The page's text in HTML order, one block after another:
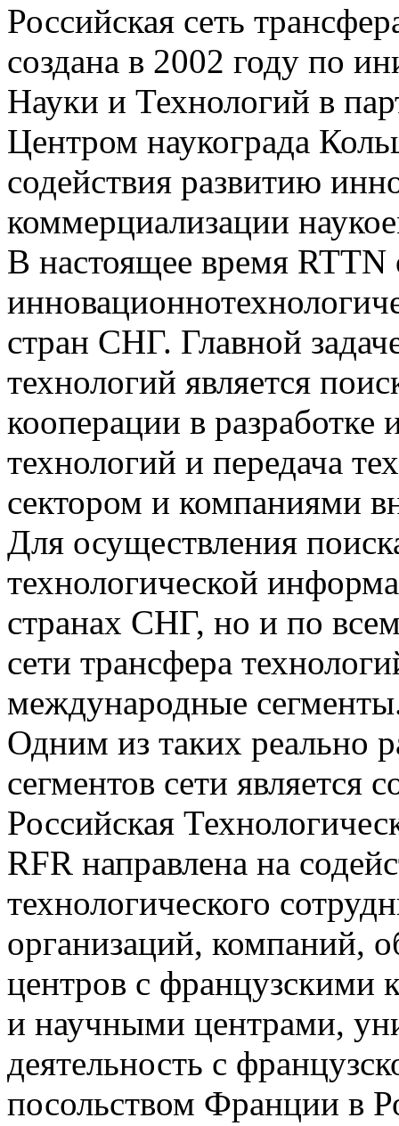
Российская сеть
создана в 2002 году по
Науки и Технологий в
Центром наукограда
содействия развитию
коммерциализации
В настоящее время RTTN
стран СНГ. Главной
технологий является
кооперации в
технологий и передача
сектором и компаниями
Для осуществления
технологической
странах СНГ, но и по
сети трансфера
международные
Одним из таких реально
сегментов сети является
Российская
RFR направлена на
технологического
организаций, компаний,
центров с
и научными центрами,
деятельность с
посольством Франции в